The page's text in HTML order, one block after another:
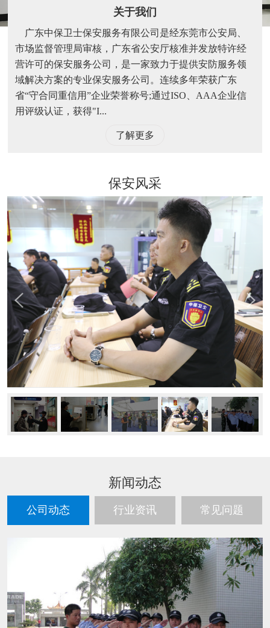
关于我们
广东中保卫士保安服务有限公司是经东莞市公安局、
市场监督管理局审核，广东省公安厅核准并发放特许经
营许可的保安服务公司，是一家致力于提供安防服务领
域解决方案的专业保安服务公司。连续多年荣获广东
省“守合同重信用”企业荣誉称号;通过ISO、AAA企业信
用评级认证，获得"I...
了解更多
保安风采
新闻动态
公司动态 行业资讯 常见问题